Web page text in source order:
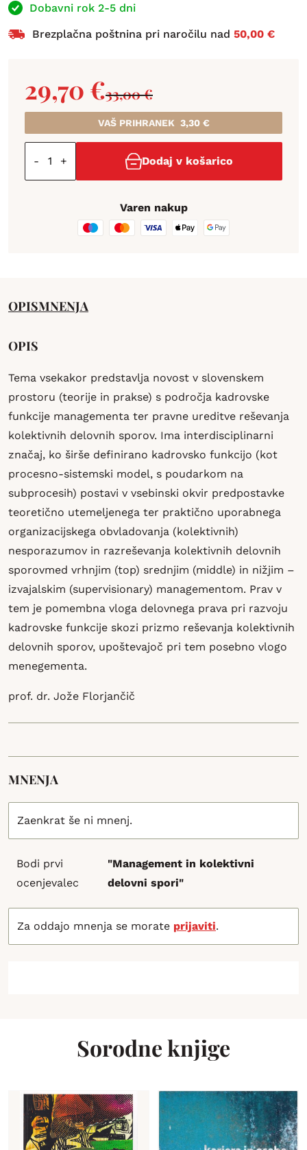
Dobavni rok 2-5 dni
Brezplačna poštnina pri naročilu nad 50,00 €
33,00€
29,70 €
VAŠ PRIHRANEK 3,30 €
- + Dodaj v košarico
Varen nakup
OPISMNENJA
OPIS
Tema vsekakor predstavlja novost v slovenskem
prostoru (teorije in prakse) s področja kadrovske
funkcije managementa ter pravne ureditve reševanja
kolektivnih delovnih sporov. Ima interdisciplinarni
značaj, ko širše definirano kadrovsko funkcijo (kot
procesno-sistemski model, s poudarkom na
subprocesih) postavi v vsebinski okvir predpostavke
teoretično utemeljenega ter praktično uporabnega
organizacijskega obvladovanja (kolektivnih)
nesporazumov in razreševanja kolektivnih delovnih
sporovmed vrhnjim (top) srednjim (middle) in nižjim –
izvajalskim (supervisionary) managementom. Prav v
tem je pomembna vloga delovnega prava pri razvoju
kadrovske funkcije skozi prizmo reševanja kolektivnih
delovnih sporov, upoštevajoč pri tem posebno vlogo
menegementa.
prof. dr. Jože Florjančič
MNENJA
Zaenkrat še ni mnenj.
Bodi prvi
ocenjevalec
"Management in kolektivni
delovni spori"
Za oddajo mnenja se morate prijaviti.
Sorodne knjige